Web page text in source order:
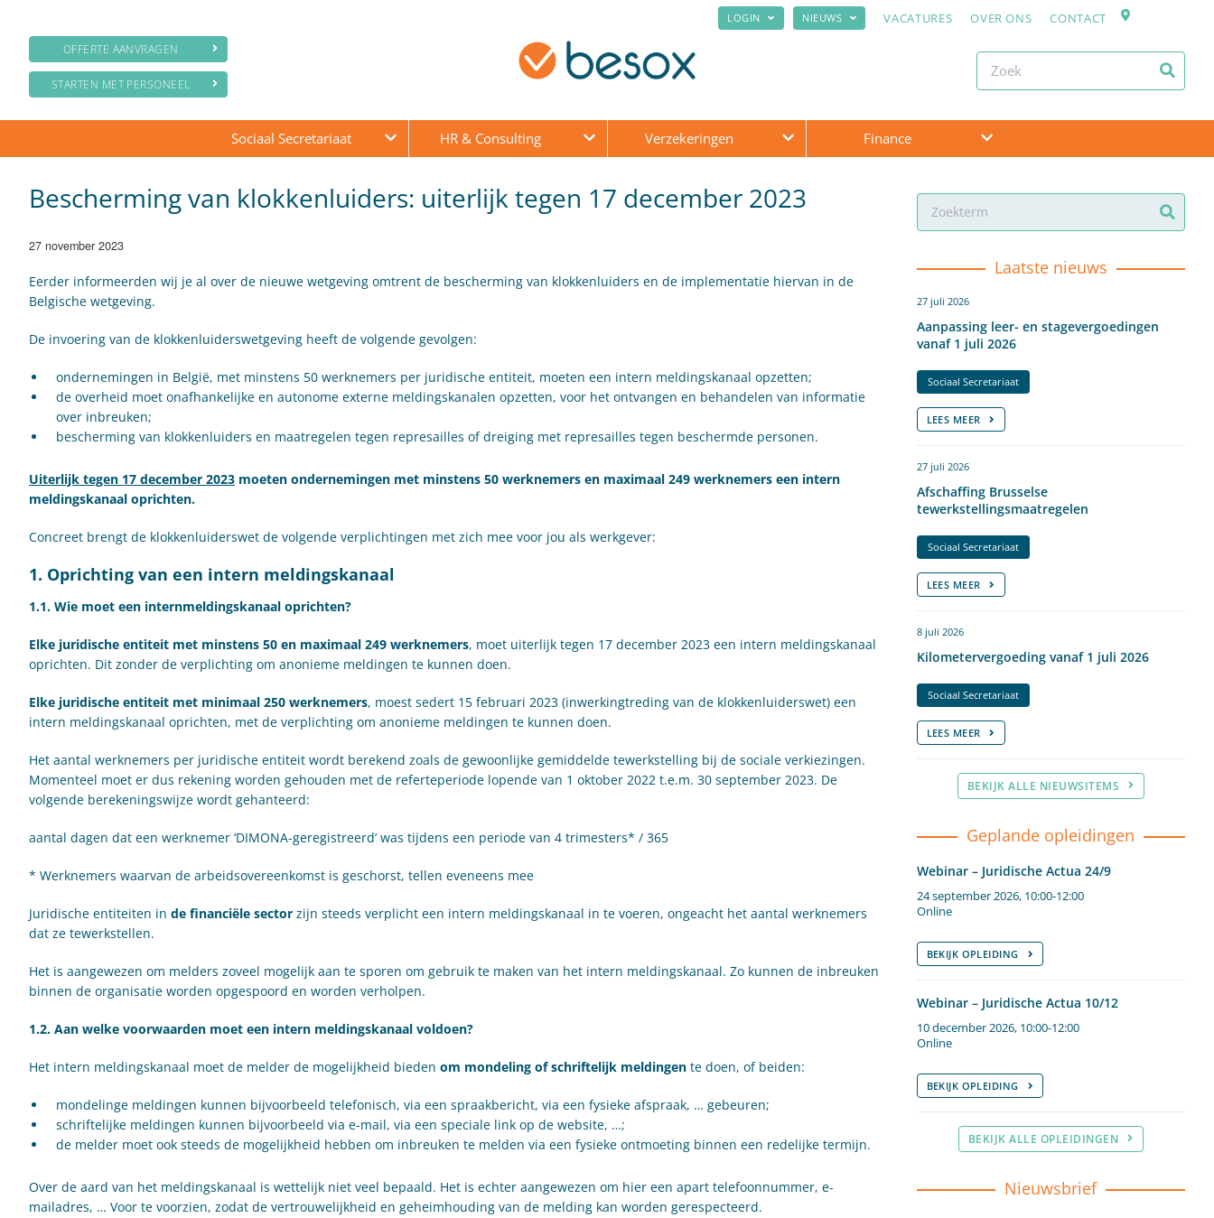
OFFERTE AANVRAGEN
STARTEN MET PERSONEEL
LOGIN NIEUWS VACATURES OVER ONS CONTACT
Sociaal Secretariaat HR & Consulting Verzekeringen Finance
Bescherming van klokkenluiders: uiterlijk tegen 17 december 2023
27 november 2023
Eerder informeerden wij je al over de nieuwe wetgeving omtrent de bescherming van klokkenluiders en de implementatie hiervan in de
Belgische wetgeving.
De invoering van de klokkenluiderswetgeving heeft de volgende gevolgen:
ondernemingen in België, met minstens 50 werknemers per juridische entiteit, moeten een intern meldingskanaal opzetten;
de overheid moet onafhankelijke en autonome externe meldingskanalen opzetten, voor het ontvangen en behandelen van informatie
over inbreuken;
bescherming van klokkenluiders en maatregelen tegen represailles of dreiging met represailles tegen beschermde personen.
Uiterlijk tegen 17 december 2023 moeten ondernemingen met minstens 50 werknemers en maximaal 249 werknemers een intern
meldingskanaal oprichten.
Concreet brengt de klokkenluiderswet de volgende verplichtingen met zich mee voor jou als werkgever:
1. Oprichting van een intern meldingskanaal
1.1. Wie moet een internmeldingskanaal oprichten?
Elke juridische entiteit met minstens 50 en maximaal 249 werknemers, moet uiterlijk tegen 17 december 2023 een intern meldingskanaal
oprichten. Dit zonder de verplichting om anonieme meldingen te kunnen doen.
Elke juridische entiteit met minimaal 250 werknemers, moest sedert 15 februari 2023 (inwerkingtreding van de klokkenluiderswet) een
intern meldingskanaal oprichten, met de verplichting om anonieme meldingen te kunnen doen.
Het aantal werknemers per juridische entiteit wordt berekend zoals de gewoonlijke gemiddelde tewerkstelling bij de sociale verkiezingen.
Momenteel moet er dus rekening worden gehouden met de referteperiode lopende van 1 oktober 2022 t.e.m. 30 september 2023. De
volgende berekeningswijze wordt gehanteerd:
aantal dagen dat een werknemer ‘DIMONA-geregistreerd’ was tijdens een periode van 4 trimesters* / 365
* Werknemers waarvan de arbeidsovereenkomst is geschorst, tellen eveneens mee
Juridische entiteiten in de financiële sector zijn steeds verplicht een intern meldingskanaal in te voeren, ongeacht het aantal werknemers
dat ze tewerkstellen.
Het is aangewezen om melders zoveel mogelijk aan te sporen om gebruik te maken van het intern meldingskanaal. Zo kunnen de inbreuken
binnen de organisatie worden opgespoord en worden verholpen.
1.2. Aan welke voorwaarden moet een intern meldingskanaal voldoen?
Het intern meldingskanaal moet de melder de mogelijkheid bieden om mondeling of schriftelijk meldingen te doen, of beiden:
mondelinge meldingen kunnen bijvoorbeeld telefonisch, via een spraakbericht, via een fysieke afspraak, … gebeuren;
schriftelijke meldingen kunnen bijvoorbeeld via e-mail, via een speciale link op de website, …;
de melder moet ook steeds de mogelijkheid hebben om inbreuken te melden via een fysieke ontmoeting binnen een redelijke termijn.
Over de aard van het meldingskanaal is wettelijk niet veel bepaald. Het is echter aangewezen om hier een apart telefoonnummer, e-
mailadres, … Voor te voorzien, zodat de vertrouwelijkheid en geheimhouding van de melding kan worden gerespecteerd.
Laatste nieuws
27 juli 2026
Aanpassing leer- en stagevergoedingen
vanaf 1 juli 2026
Sociaal Secretariaat
LEES MEER
27 juli 2026
Afschaffing Brusselse
tewerkstellingsmaatregelen
Sociaal Secretariaat
LEES MEER
8 juli 2026
Kilometervergoeding vanaf 1 juli 2026
Sociaal Secretariaat
LEES MEER
BEKIJK ALLE NIEUWSITEMS
Geplande opleidingen
Webinar – Juridische Actua 24/9
24 september 2026, 10:00-12:00
Online
BEKIJK OPLEIDING
Webinar – Juridische Actua 10/12
10 december 2026, 10:00-12:00
Online
BEKIJK OPLEIDING
BEKIJK ALLE OPLEIDINGEN
Nieuwsbrief